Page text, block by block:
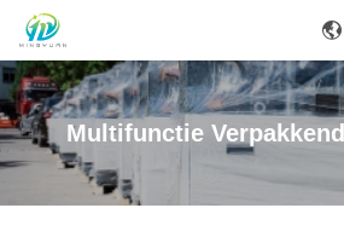
Multifunctie